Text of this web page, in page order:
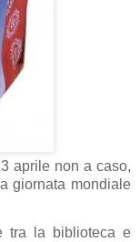
aprile non a caso,
giornata mondiale
tra la biblioteca e